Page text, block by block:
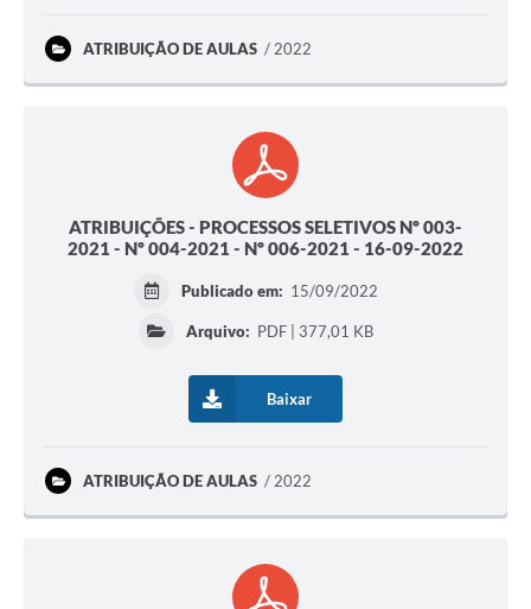
ATRIBUIÇÃO DE AULAS 2022
ATRIBUIÇÕES - PROCESSOS SELETIVOS Nº 003-
2021 - Nº 004-2021 - Nº 006-2021 - 16-09-2022
Publicado em: 15/09/2022
Arquivo: PDF | 377,01 KB
Baixar
ATRIBUIÇÃO DE AULAS 2022